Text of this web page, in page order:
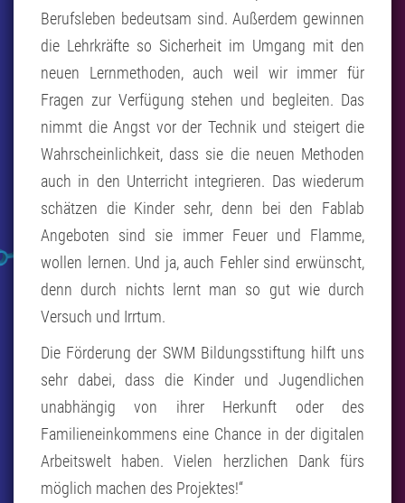
Berufsleben bedeutsam sind. Außerdem gewinnen
die Lehrkräfte so Sicherheit im Umgang mit den
neuen Lernmethoden, auch weil wir immer für
Fragen zur Verfügung stehen und begleiten. Das
nimmt die Angst vor der Technik und steigert die
Wahrscheinlichkeit, dass sie die neuen Methoden
auch in den Unterricht integrieren. Das wiederum
schätzen die Kinder sehr, denn bei den Fablab
Angeboten sind sie immer Feuer und Flamme,
wollen lernen. Und ja, auch Fehler sind erwünscht,
denn durch nichts lernt man so gut wie durch
Versuch und Irrtum.
Die Förderung der SWM Bildungsstiftung hilft uns
sehr dabei, dass die Kinder und Jugendlichen
unabhängig von ihrer Herkunft oder des
Familieneinkommens eine Chance in der digitalen
Arbeitswelt haben. Vielen herzlichen Dank fürs
möglich machen des Projektes!“